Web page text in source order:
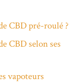
CBD pré-roulé ?
CBD selon ses
vapoteurs